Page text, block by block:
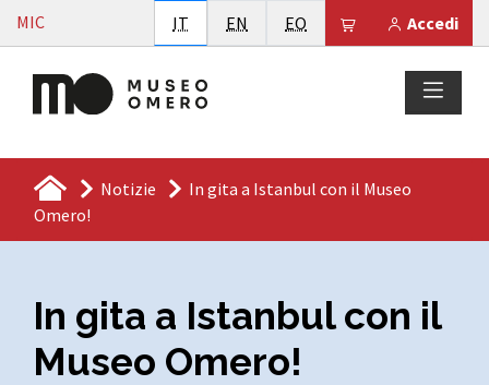
Vai al contenuto
MIC Accedi
Il tuo carrello è
IT Italiano
EN English
EO Esperanto
Notizie
In gita a Istanbul con il Museo
Omero!
In gita a Istanbul con il
Museo Omero!